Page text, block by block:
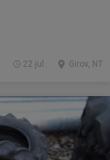
Girov, NT
22 jul.